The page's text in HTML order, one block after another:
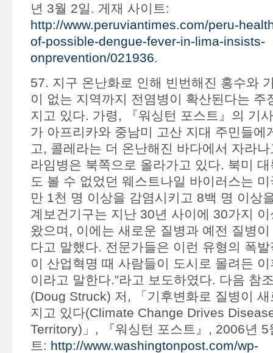
년 3월 2일. 게재 사이트:
http://www.peruviantimes.com/peru-
of-possible-dengue-fever-in-lima-insists-
onprevention/021936.
57. 지구 온난화로 인해 빈번해진 홍수와
이 없는 지역까지 전염병이 확산된다는 주
지고 있다. 가령, 『워싱턴 포스트』의 기
가 아프리카와 중남미 고산 지대 주민들에
고, 콜레라는 더 온난해진 바다에서 자라
라임병은 북쪽으로 올라가고 있다. 북미
도 볼 수 없었던 웨스트나일 바이러스는
만 1천 명 이상을 감염시키고 8백 명 이상
계보건기구는 지난 30년 사이에 30가지
왔으며, 이에는 새로운 질병과 예전 질병
다고 말했다. 전문가들은 이런 유형의 폭
이 산업혁명 때 사람들이 도시로 몰려든
이라고 말한다.”라고 보도하였다. 다음 참
(Doug Struck) 저, 「기후변화로 질병이
지고 있다(Climate Change Drives
Territory)」, 『워싱턴 포스트』, 2006년
트: http://www.washingtonpost.com/wp-